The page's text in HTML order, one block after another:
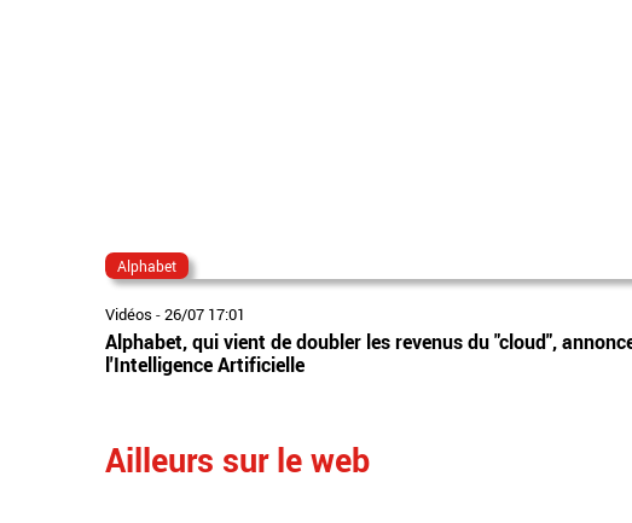
Alphabet
Vidéos -26/07 17:01
Alphabet, qui vient de doubler les revenus du "cloud",
l'Intelligence Artificielle
Ailleurs sur le web